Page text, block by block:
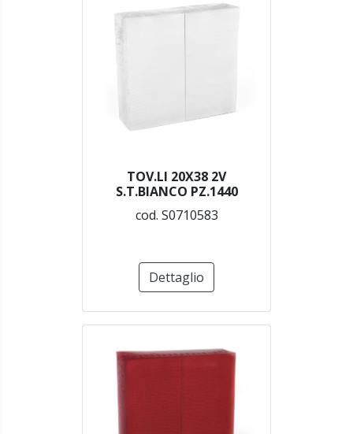
TOV.LI 20X38 2V
S.T.BIANCO PZ.1440
cod. S0710583
Dettaglio